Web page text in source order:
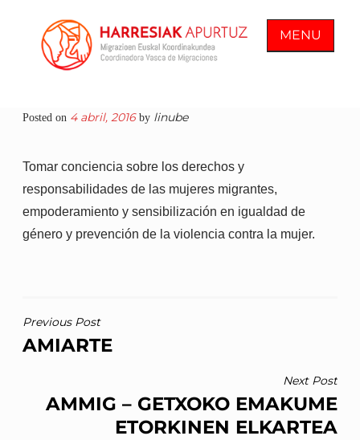
content
reconocida su ciudadanía plena
MENU
Posted on 4 abril, 2016by linube
Tomar conciencia sobre los derechos y
responsabilidades de las mujeres migrantes,
empoderamiento y sensibilización en igualdad de
género y prevención de la violencia contra la mujer.
NAVEGACIÓN
DE
Previous Post
AMIARTE
Next Post
AMMIG – GETXOKO EMAKUME
ETORKINEN ELKARTEA